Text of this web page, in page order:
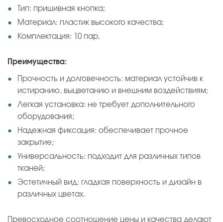
Тип: пришивная кнопка;
Материал: пластик высокого качества;
Комплектация: 10 пар.
Преимущества:
Прочность и долговечность: материал устойчив к
истиранию, выцветанию и внешним воздействиям;
Легкая установка: не требует дополнительного
оборудования;
Надежная фиксация: обеспечивает прочное
закрытие;
Универсальность: подходит для различных типов
тканей;
Эстетичный вид: гладкая поверхность и дизайн в
различных цветах.
Превосходное соотношение цены и качества делают